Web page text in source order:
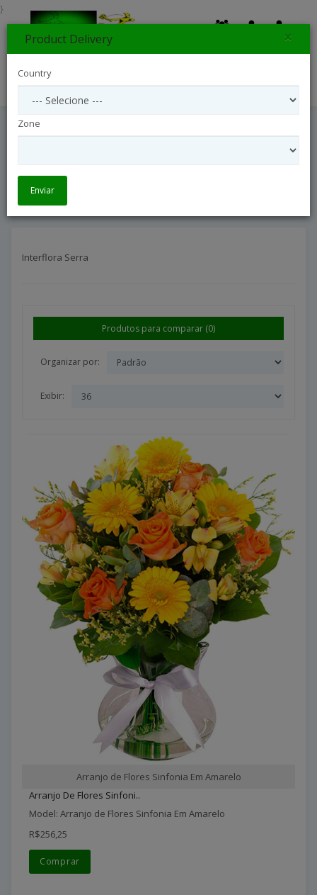
Interflora Serra
Interflora Serra
Produtos para comparar (0)
Organizar por:
Exibir:
Arranjo de Flores Sinfonia Em Amarelo
Arranjo De Flores Sinfoni..
Model: Arranjo de Flores Sinfonia Em Amarelo
R$256,25
Comprar
}
Product Delivery ×
Country
Zone
Enviar